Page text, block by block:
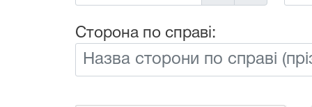
Сторона по справі: